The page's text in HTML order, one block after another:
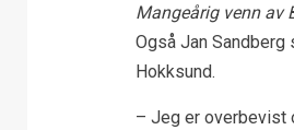
Mangeårig venn av
Også Jan
Hokksund.
– Jeg er overbevist